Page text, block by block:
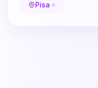
Pisa